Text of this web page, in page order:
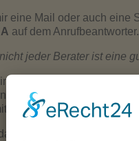
eine Mail oder auch eine
auf dem Anrufbeantworter.
jeder Berater ist eine
lernen wir uns zunächst
und im Coaching legen
arbeiten
jeweils 60 Minuten